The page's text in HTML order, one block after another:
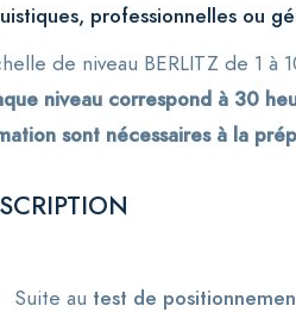
professionnelles ou
de niveau BERLITZ de 1
niveau correspond à 30
sont nécessaires à la
Suite au test de